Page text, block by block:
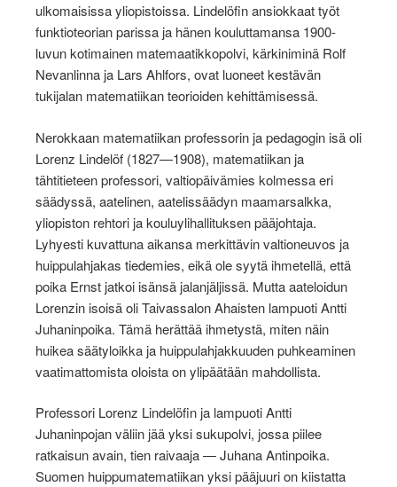
ulkomaisissa yliopistoissa. Lindelöfin ansiokkaat työt
funktioteorian parissa ja hänen kouluttamansa 1900-
luvun kotimainen matemaatikkopolvi, kärkiniminä Rolf
Nevanlinna ja Lars Ahlfors, ovat luoneet kestävän
tukijalan matematiikan teorioiden kehittämisessä.
Nerokkaan matematiikan professorin ja pedagogin isä oli
Lorenz Lindelöf (1827—1908), matematiikan ja
tähtitieteen professori, valtiopäivämies kolmessa eri
säädyssä, aatelinen, aatelissäädyn maamarsalkka,
yliopiston rehtori ja kouluylihallituksen pääjohtaja.
Lyhyesti kuvattuna aikansa merkittävin valtioneuvos ja
huippulahjakas tiedemies, eikä ole syytä ihmetellä, että
poika Ernst jatkoi isänsä jalanjäljissä. Mutta aateloidun
Lorenzin isoisä oli Taivassalon Ahaisten lampuoti Antti
Juhaninpoika. Tämä herättää ihmetystä, miten näin
huikea säätyloikka ja huippulahjakkuuden puhkeaminen
vaatimattomista oloista on ylipäätään mahdollista.
Professori Lorenz Lindelöfin ja lampuoti Antti
Juhaninpojan väliin jää yksi sukupolvi, jossa piilee
ratkaisun avain, tien raivaaja — Juhana Antinpoika.
Suomen huippumatematiikan yksi pääjuuri on kiistatta